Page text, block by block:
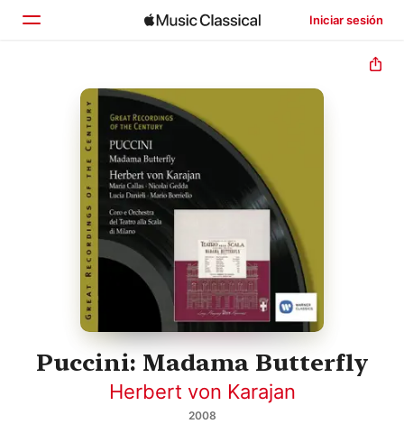
Iniciar sesión
Inicio
Explorar
Buscar
Puccini: Madama Butterfly
Herbert von Karajan
2008